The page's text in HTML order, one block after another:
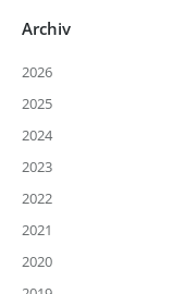
Archiv
2026
2025
2024
2023
2022
2021
2020